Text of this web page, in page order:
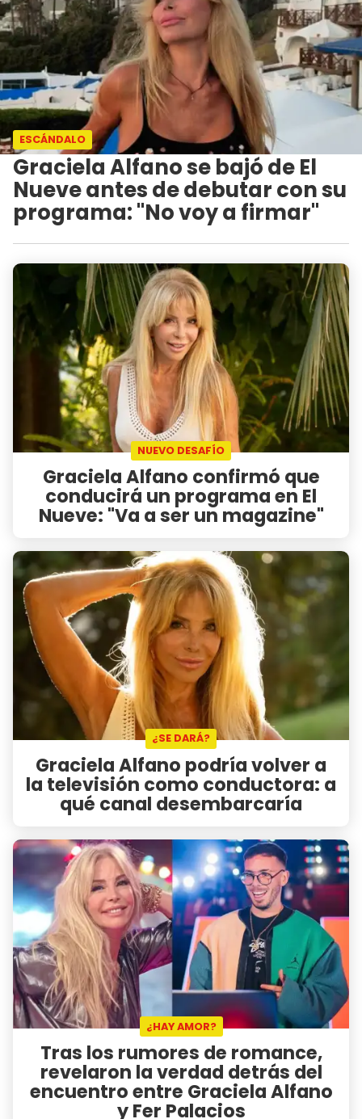
ESCÁNDALO
Graciela Alfano se bajó de El
Nueve antes de debutar con su
programa: "No voy a firmar"
NUEVO DESAFÍO
Graciela Alfano confirmó que
conducirá un programa en El
Nueve: "Va a ser un magazine"
¿SE DARÁ?
Graciela Alfano podría volver a
la televisión como conductora: a
qué canal desembarcaría
¿HAY AMOR?
Tras los rumores de romance,
revelaron la verdad detrás del
encuentro entre Graciela Alfano
y Fer Palacios